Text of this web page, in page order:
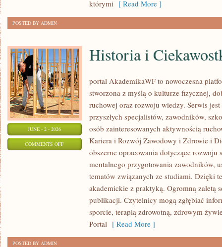
którymi [ Read More ]
POSTED BY ADMIN
JUNE - 2 - 2026
COMMENTS OFFON
CIEKAWOSTKI
Historia i
portal AkademikaWF to nowoczesna
stworzona z myślą o kulturze fizycznej,
ruchowej oraz rozwoju wiedzy. Serwis
przyszłych specjalistów, zawodników,
osób zainteresowanych aktywnością
Kariera i Rozwój Zawodowy i Zdrowie i
obszerne opracowania dotyczące rozwoju
mentalnego przygotowania zawodników,
tematów związanych ze studiami. Dzięki
akademickie z praktyką. Ogromną zaletą
publikacji. Czytelnicy mogą zgłębiać
sporcie, terapią zdrowotną, zdrowym
Portal [ Read More ]
POSTED BY ADMIN